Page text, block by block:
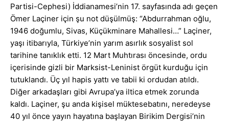
Partisi-Cephesi) İddianamesi’nin 17. sayfasında adı geçen
Ömer Laçiner için şu not düşülmüş: “Abdurrahman oğlu,
1946 doğumlu, Sivas, Küçükminare Mahallesi…” Laçiner,
yaşı itibarıyla, Türkiye’nin yarım asırlık sosyalist sol
tarihine tanıklık etti. 12 Mart Muhtırası öncesinde, ordu
içerisinde gizli bir Marksist-Leninist örgüt kurduğu için
tutuklandı. Üç yıl hapis yattı ve tabii ki ordudan atıldı.
Diğer arkadaşları gibi Avrupa’ya iltica etmek zorunda
kaldı. Laçiner, şu anda kişisel müktesebatını, neredeyse
40 yıl önce yayın hayatına başlayan Birikim Dergisi’nin